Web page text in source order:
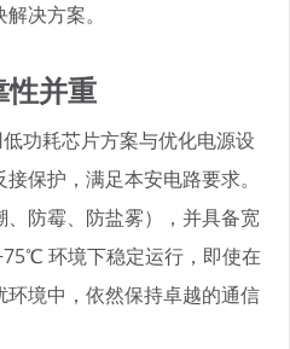
决方案。
性并重
功耗芯片方案与优化电源设
保护，满足本安电路要求。
防霉、防盐雾），并具备宽
环境下稳定运行，即使在
境中，依然保持卓越的通信